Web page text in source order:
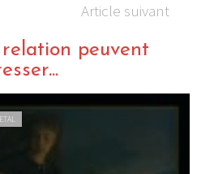
Article suivant
peuvent